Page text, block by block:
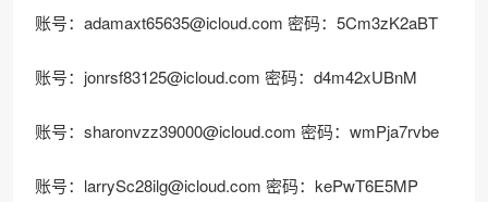
账号： adamaxt65635@icloud.com 密码：5Cm3zK2aBT
账号： jonrsf83125@icloud.com 密码：d4m42xUBnM
账号： sharonvzz39000@icloud.com 密码：wmPja7rvbe
账号： larrySc28ilg@icloud.com 密码：kePwT6E5MP